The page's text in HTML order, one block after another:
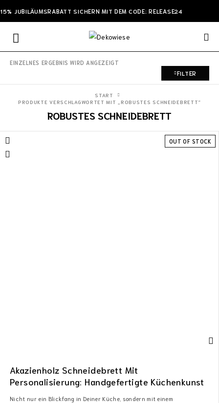
15% JUBILÄUMSRABATT SICHERN MIT DEM CODE: RELEASE24
EINZELNES ERGEBNIS WIRD ANGEZEIGT
FILTER
ROBUSTES SCHNEIDEBRETT
START
PRODUKTE VERSCHLAGWORTET MIT „ROBUSTES SCHNEIDEBRETT“
OUT OF STOCK
Akazienholz Schneidebrett Mit
Personalisierung: Handgefertigte Küchenkunst
Nicht nur ein Blickfang in Deiner Küche, sondern mit einem